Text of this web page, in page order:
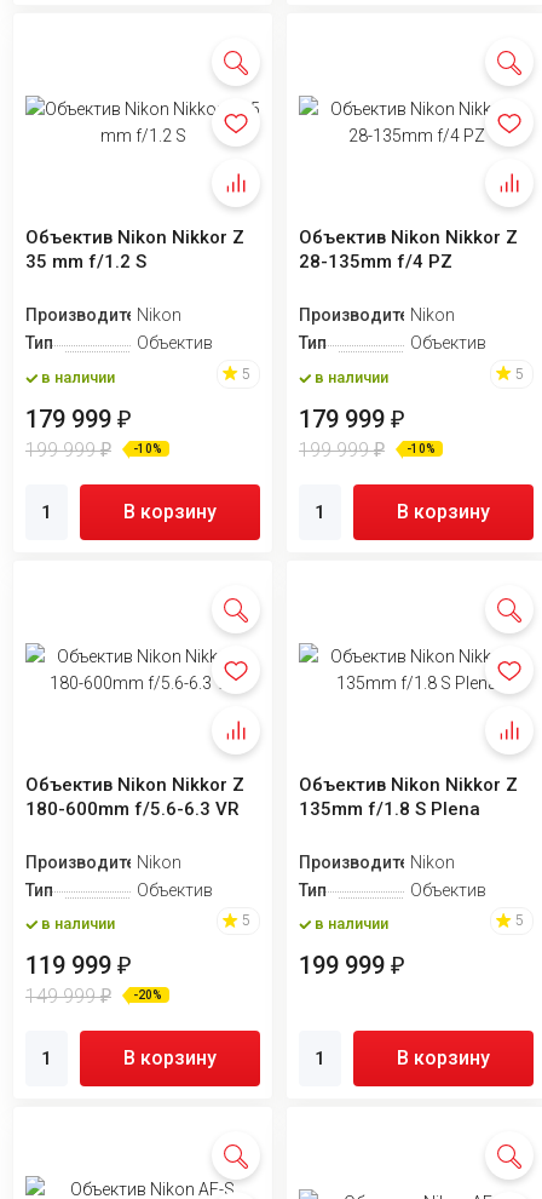
Объектив Nikon Nikkor Z
35 mm f/1.2 S
ПроизводительNikon
Тип
Объектив
в наличии 5
179 999 ₽
199 999₽ -10%
В корзину
Объектив Nikon Nikkor Z
28-135mm f/4 PZ
ПроизводительNikon
Тип
Объектив
в наличии 5
179 999₽
199 999₽ -10%
В корзину
Объектив Nikon Nikkor Z
180-600mm f/5.6-6.3 VR
ПроизводительNikon
Тип
Объектив
в наличии 5
119 999 ₽
149 999₽ -20%
В корзину
Объектив Nikon Nikkor Z
135mm f/1.8 S Plena
ПроизводительNikon
Тип
Объектив
в наличии 5
199 999₽
В корзину